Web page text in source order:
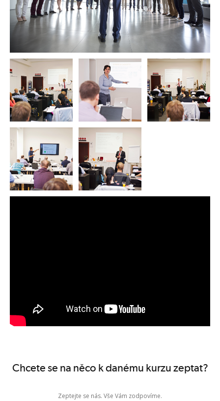
Certifikátv ceně kurzu
JsmeAxelos Certified Partner(Training / Consulting)
P3O® Foundation a Practitioner od TAYLLORCOX je absolventský
Certifikát AXELOS | PeopleCert
Součástí kurzu jsou 2x oficiální cvičné testy a certifikační test Axelos /
PeopleCert. Axelos, resp. jejím EI (Examination Institute) PeopleCert.
Pokud jste předchozí kurz absolvovali bez nostrifikace PeopleCert,
čtěte prosím změnu licenčních podmínek.
Certifikát je velektronicképodobě
P3O® Practitioner Axelos má
platnost 5 let
Originál je vanglickémjazyce. Na a vyžádání zajistíme
Zobrazit termíny kurzů
Chcete se na něco k danému kurzu zeptat?
Zeptejte se nás. Vše Vám zodpovíme.